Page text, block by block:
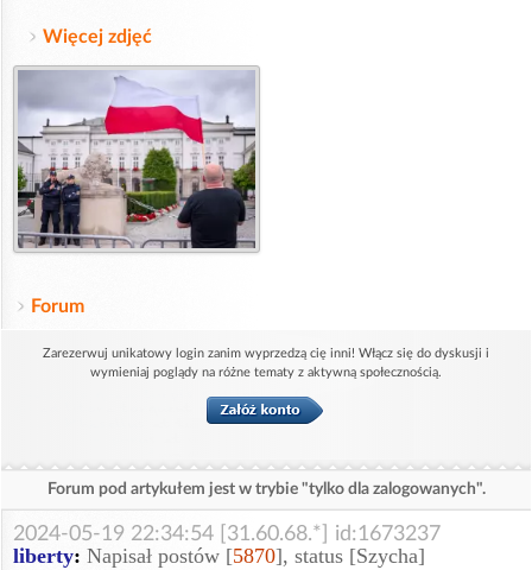
Więcej zdjęć
Forum
Zarezerwuj unikatowy login zanim wyprzedzą cię inni! Włącz się do dyskusji i
wymieniaj poglądy na różne tematy z aktywną społecznością.
Forum pod artykułem jest w trybie "tylko dla zalogowanych".
2024-05-19 22:34:54 [31.60.68.*] id:1673237
liberty: Napisał postów [5870], status [Szycha]